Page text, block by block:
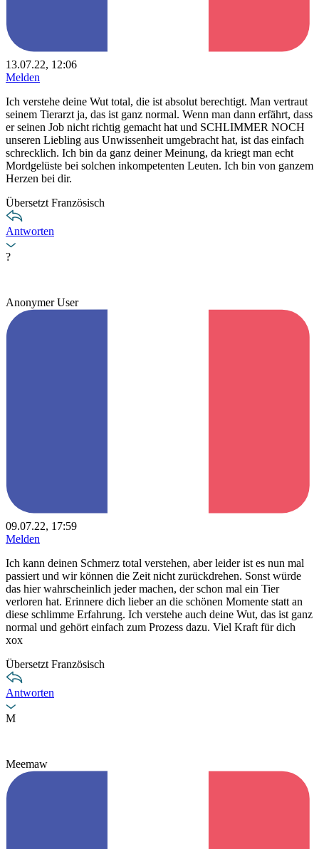
13.07.22, 12:06
Melden
Ich verstehe deine Wut total, die ist absolut berechtigt. Man vertraut
seinem Tierarzt ja, das ist ganz normal. Wenn man dann erfährt, dass
er seinen Job nicht richtig gemacht hat und SCHLIMMER NOCH
unseren Liebling aus Unwissenheit umgebracht hat, ist das einfach
schrecklich. Ich bin da ganz deiner Meinung, da kriegt man echt
Mordgelüste bei solchen inkompetenten Leuten. Ich bin von ganzem
Herzen bei dir.
Übersetzt Französisch
Antworten
?
Anonymer User
09.07.22, 17:59
Melden
Ich kann deinen Schmerz total verstehen, aber leider ist es nun mal
passiert und wir können die Zeit nicht zurückdrehen. Sonst würde
das hier wahrscheinlich jeder machen, der schon mal ein Tier
verloren hat. Erinnere dich lieber an die schönen Momente statt an
diese schlimme Erfahrung. Ich verstehe auch deine Wut, das ist ganz
normal und gehört einfach zum Prozess dazu. Viel Kraft für dich
xox
Übersetzt Französisch
Antworten
M
Meemaw